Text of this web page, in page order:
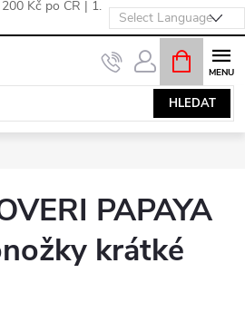
Kč po ČR | 1.
HLEDAT
NÁKUPNÍ
KOŠÍK
PAPAYA
krátké